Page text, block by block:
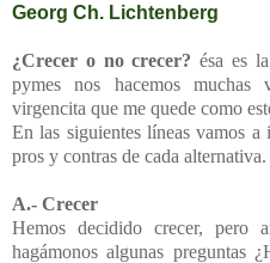
Georg Ch. Lichtenberg
¿Crecer o no crecer? ésa es
pymes nos hacemos muchas
virgencita que me quede como
En las siguientes líneas vamos
pros y contras de cada alternativa.
A.- Crecer
Hemos decidido crecer, pero
hagámonos algunas preguntas